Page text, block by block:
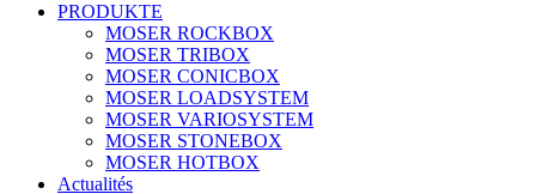
PRODUKTE
MOSER ROCKBOX
MOSER TRIBOX
MOSER CONICBOX
MOSER LOADSYSTEM
MOSER VARIOSYSTEM
MOSER STONEBOX
MOSER HOTBOX
Actualités